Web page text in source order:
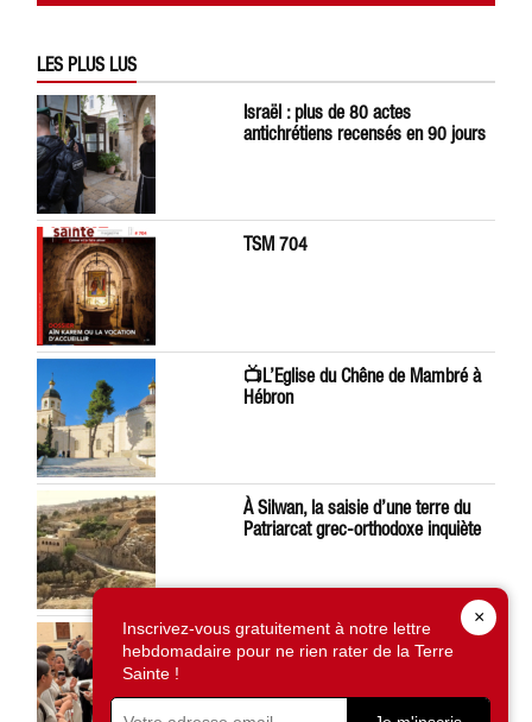
LES PLUS LUS
Israël : plus de 80 actes
antichrétiens recensés en 90 jours
TSM 704
📺L’Eglise du Chêne de Mambré à
Hébron
À Silwan, la saisie d’une terre du
Patriarcat grec-orthodoxe inquiète
Léon XIV préoccupé par la situation
en Terre Sainte
×
Inscrivez-vous gratuitement à notre lettre
hebdomadaire pour ne rien rater de la Terre
Sainte !